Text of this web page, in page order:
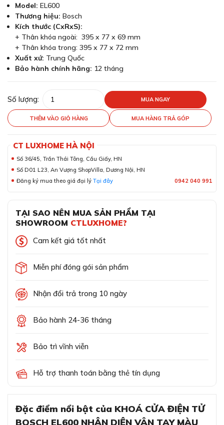
Model: EL600
Thương hiệu: Bosch
Kích thước (CxRxS):
+ Thân khóa ngoài: 395 x 77 x 69 mm
+ Thân khóa trong: 395 x 77 x 72 mm
Xuất xứ: Trung Quốc
Bảo hành chính hãng: 12 tháng
Số lượng: MUA NGAY
THÊM VÀO GIỎ HÀNG MUA HÀNG TRẢ GÓP
CT LUXHOME HÀ NỘI
Số 36/45, Trần Thái Tông, Cầu Giấy, HN
Số D01 L23, An Vượng ShopVilla, Dương Nội, HN
Đăng ký mua theo giá đại lý Tại đây 0942 040 991
TẠI SAO NÊN MUA SẢN PHẨM TẠI
SHOWROOM CTLUXHOME?
Cam kết giá tốt nhất
Miễn phí đóng gói sản phẩm
Nhận đổi trả trong 10 ngày
Bảo hành 24-36 tháng
Bảo trì vĩnh viễn
Hỗ trợ thanh toán bằng thẻ tín dụng
Đặc điểm nổi bật của KHOÁ CỬA ĐIỆN TỬ
BOSCH EL600 NHẬN DIỆN VÂN TAY MÀU